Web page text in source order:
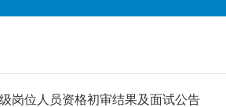
岗位人员资格初审结果及面试公告